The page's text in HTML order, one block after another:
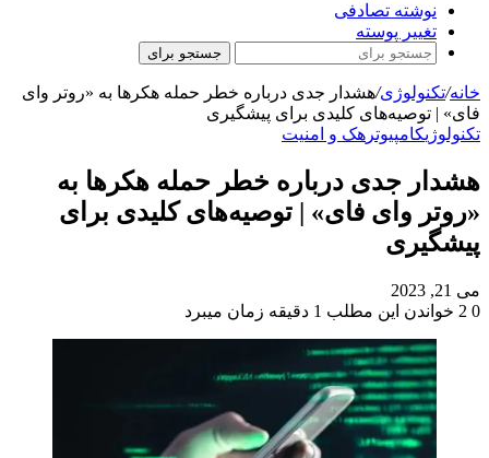
نوشته تصادفی
تغییر پوسته
جستجو برای
خانه/تکنولوژی/هشدار جدی درباره خطر حمله هکرها به «روتر وای
فای» | توصیه‌های کلیدی برای پیشگیری
تکنولوژیکامپیوتر هک و امنیت
هشدار جدی درباره خطر حمله هکرها به
«روتر وای فای» | توصیه‌های کلیدی برای
پیشگیری
می 21, 2023
0
خواندن این مطلب 1 دقیقه زمان میبرد